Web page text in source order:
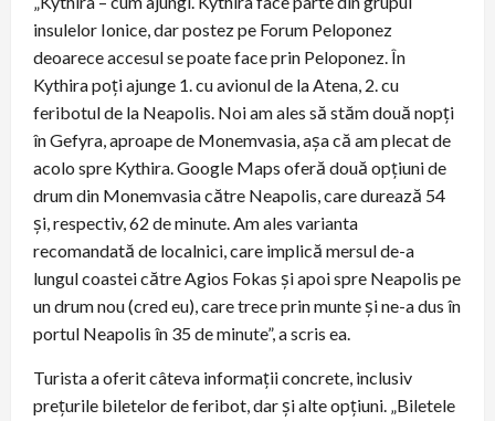
insulelor Ionice, dar postez pe Forum Peloponez
deoarece accesul se poate face prin Peloponez. În
Kythira poți ajunge 1. cu avionul de la Atena, 2. cu
feribotul de la Neapolis. Noi am ales să stăm două nopți
în Gefyra, aproape de Monemvasia, așa că am plecat de
acolo spre Kythira. Google Maps oferă două opțiuni de
drum din Monemvasia către Neapolis, care durează 54
și, respectiv, 62 de minute. Am ales varianta
recomandată de localnici, care implică mersul de-a
lungul coastei către Agios Fokas și apoi spre Neapolis pe
un drum nou (cred eu), care trece prin munte și ne-a dus în
portul Neapolis în 35 de minute”, a scris ea.
Turista a oferit câteva informații concrete, inclusiv
prețurile biletelor de feribot, dar și alte opțiuni. „Biletele